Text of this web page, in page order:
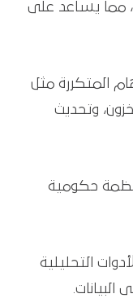
مما يساعد على
المتكررة مثل
وتحديث
حكومية
التحليلية
البيانات.